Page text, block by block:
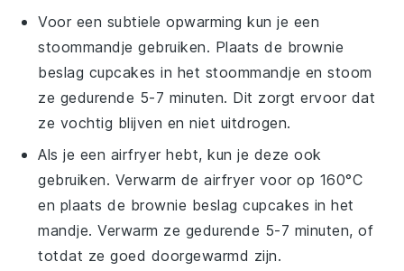
Voor een subtiele opwarming kun je een
stoommandje gebruiken. Plaats de brownie
beslag cupcakes in het stoommandje en stoom
ze gedurende 5-7 minuten. Dit zorgt ervoor dat
ze vochtig blijven en niet uitdrogen.
Als je een airfryer hebt, kun je deze ook
gebruiken. Verwarm de airfryer voor op 160°C
en plaats de brownie beslag cupcakes in het
mandje. Verwarm ze gedurende 5-7 minuten, of
totdat ze goed doorgewarmd zijn.